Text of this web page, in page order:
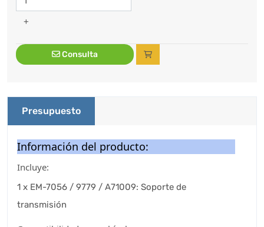
+
Consulta
Presupuesto
Información del producto:
Incluye:
1 x EM-7056 / 9779 / A71009: Soporte de
transmisión